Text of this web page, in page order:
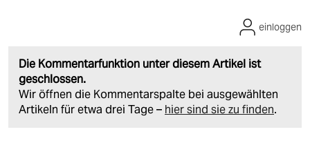
Die Kommentarfunktion unter diesem Artikel ist
geschlossen.
Wir öffnen die Kommentarspalte bei ausgewählten
Artikeln für etwa drei Tage – hier sind sie zu finden.
einloggen